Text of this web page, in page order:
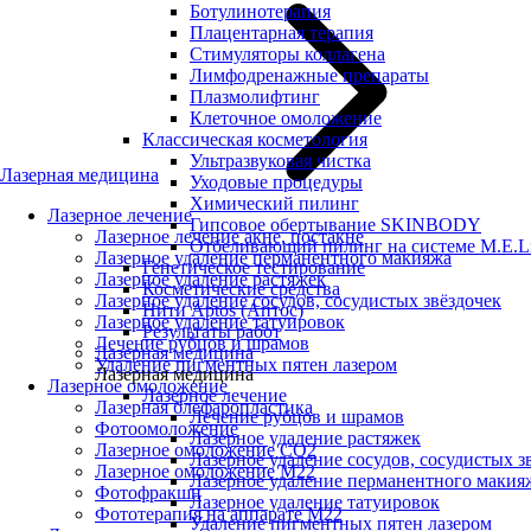
Лазерная медицина
Лазерное лечение
Лазерное лечение акне, постакне
Лазерное удаление перманентного макияжа
Лазерное удаление растяжек
Лазерное удаление сосудов, сосудистых звёздочек
Лазерное удаление татуировок
Лечение рубцов и шрамов
Удаление пигментных пятен лазером
Лазерное омоложение
Лазерная блефаропластика
Фотоомоложение
Лазерное омоложение CO2
Лазерное омоложение M22
Фотофракшн
Фототерапия на аппарате М22
Ботулинотерапия
Плацентарная терапия
Стимуляторы коллагена
Лимфодренажные препараты
Плазмолифтинг
Клеточное омоложение
Классическая косметология
Ультразвуковая чистка
Уходовые процедуры
Химический пилинг
Гипсовое обертывание SKINBODY
Отбеливающий пилинг на системе
Генетическое тестирование
Косметические средства
Нити Aptos (Аптос)
Результаты работ
Лазерная медицина
Лазерная медицина
Лазерное лечение
Лечение рубцов и шрамов
Лазерное удаление растяжек
Лазерное удаление сосудов, сосудистых
Лазерное удаление перманентного
Лазерное удаление татуировок
Удаление пигментных пятен лазером